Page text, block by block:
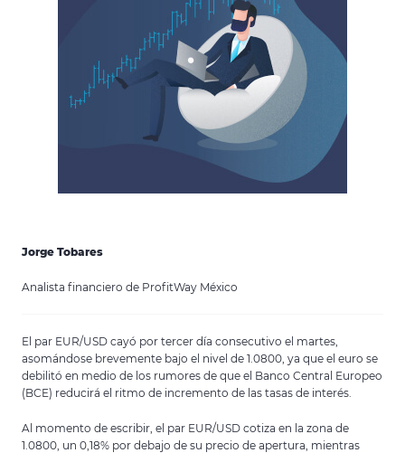
Jorge Tobares
Analista financiero de ProfitWay México
El par EUR/USD cayó por tercer día consecutivo el martes,
asomándose brevemente bajo el nivel de 1.0800, ya que el euro se
debilitó en medio de los rumores de que el Banco Central Europeo
(BCE) reducirá el ritmo de incremento de las tasas de interés.
Al momento de escribir, el par EUR/USD cotiza en la zona de
1.0800, un 0,18% por debajo de su precio de apertura, mientras